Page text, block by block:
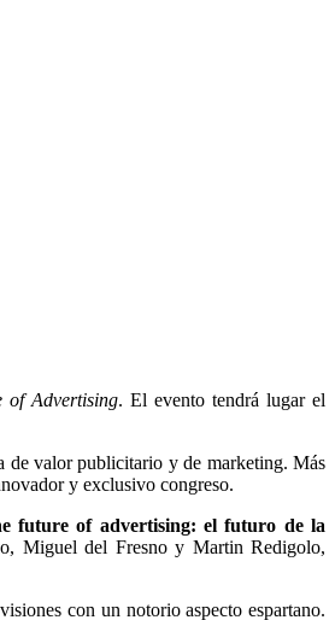
of Advertising. El evento tendrá lugar el
de valor publicitario y de marketing. Más
y exclusivo congreso.
future of advertising: el futuro de la
Miguel del Fresno y Martin Redigolo,
con un notorio aspecto espartano.